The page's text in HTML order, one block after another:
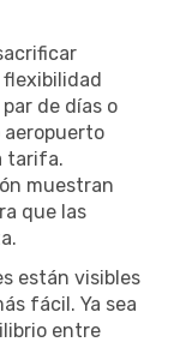
flexibilidad
de días o
aeropuerto
tarifa.
muestran
que las
están visibles
fácil. Ya sea
entre